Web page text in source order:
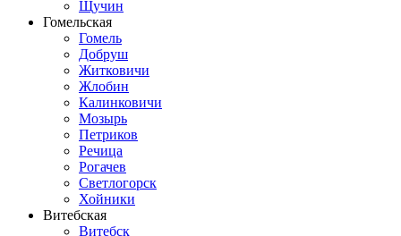
Щучин
Гомельская
Гомель
Добруш
Житковичи
Жлобин
Калинковичи
Мозырь
Петриков
Речица
Рогачев
Светлогорск
Хойники
Витебская
Витебск